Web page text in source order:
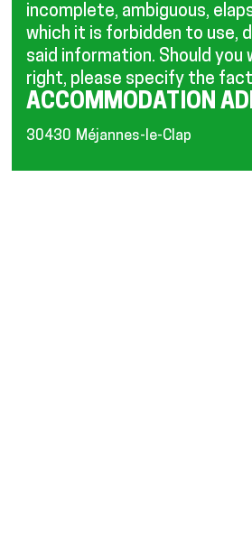
incomplete, ambiguous,
which it is forbidden to use,
said information. Should
right, please specify the
ACCOMMODATION
30430 Méjannes-le-Clap